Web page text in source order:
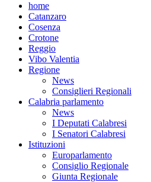
home
Catanzaro
Cosenza
Crotone
Reggio
Vibo Valentia
Regione
News
Consiglieri Regionali
Calabria parlamento
News
I Deputati Calabresi
I Senatori Calabresi
Istituzioni
Europarlamento
Consiglio Regionale
Giunta Regionale